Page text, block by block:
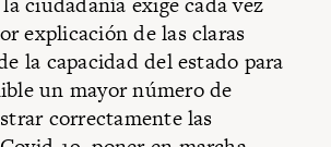
explicación de las claras
la capacidad del estado para
un mayor número de
correctamente las